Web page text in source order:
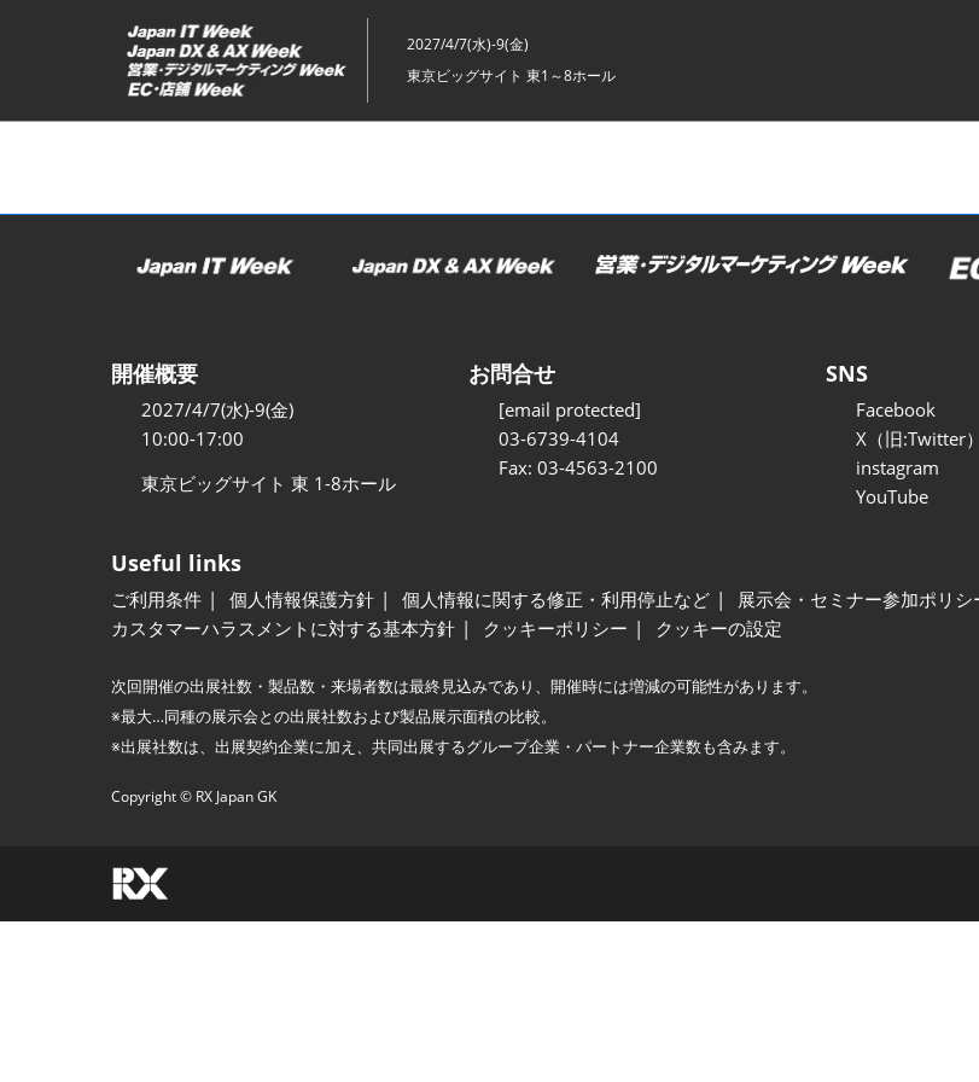
ッ
2027/4/7(水)-9(金)
東京ビッグサイト 東1～8ホール
開催概要
2027/4/7(水)-9(金)
10:00-17:00
東京ビッグサイト 東 1-8ホール
お問合せ
[email protected]
03-6739-4104
Fax: 03-4563-2100
SNS
Facebook
X（旧:Twitter）
instagram
YouTube
Useful links
ご利用条件 個人情報保護方針 個人情報に関する修正・利用停止など 展示会・セミナー参加ポリシ
カスタマーハラスメントに対する基本方針
クッキーポリシー クッキーの設定
次回開催の出展社数・製品数・来場者数は最終見込みであり、開催時には増減の可能性があります。
※最大…同種の展示会との出展社数および製品展示面積の比較。
※出展社数は、出展契約企業に加え、共同出展するグループ企業・パートナー企業数も含みます。
Copyright © RX Japan GK